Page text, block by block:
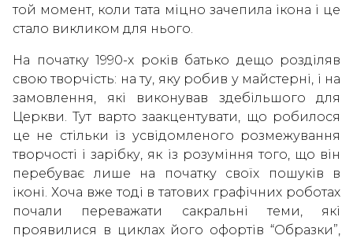
той момент, коли тата міцно зачепила ікона і це
стало викликом для нього.
На початку 1990-х років батько дещо розділяв
свою творчість: на ту, яку робив у майстерні, і на
замовлення, які виконував здебільшого для
Церкви. Тут варто заакцентувати, що робилося
це не стільки із усвідомленого розмежування
творчості і зарібку, як із розуміння того, що він
перебуває лише на початку своїх пошуків в
іконі. Хоча вже тоді в татових графічних роботах
почали переважати сакральні теми, які
проявилися в циклах його офортів “Образки”,